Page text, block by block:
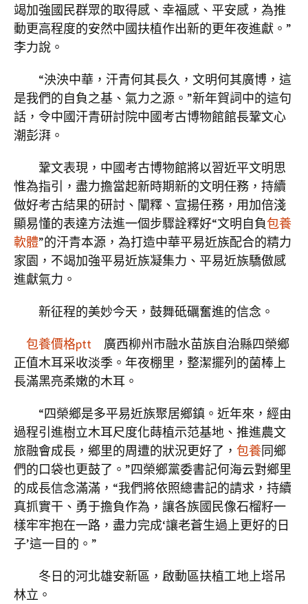
竭加強國民群眾的取得感、幸福感、平安感，為推
動更高程度的安然中國扶植作出新的更年夜進獻。”
李力說。
“泱泱中華，汗青何其長久，文明何其廣博，這
是我們的自負之基、氣力之源。”新年賀詞中的這句
話，令中國汗青研討院中國考古博物館館長鞏文心
潮彭湃。
鞏文表現，中國考古博物館將以習近平文明思
惟為指引，盡力擔當起新時期新的文明任務，持續
做好考古結果的研討、闡釋、宣揚任務，用加倍淺
顯易懂的表達方法進一個步驟詮釋好“文明自負包養
軟體”的汗青本源，為打造中華平易近族配合的精力
家園，不竭加強平易近族凝集力、平易近族驕傲感
進獻氣力。
新征程的美妙今天，鼓舞砥礪奮進的信念。
包養價格ptt 廣西柳州市融水苗族自治縣四榮鄉
正值木耳采收淡季。年夜棚里，整潔擺列的菌棒上
長滿黑亮柔嫩的木耳。
“四榮鄉是多平易近族聚居鄉鎮。近年來，經由
過程引進樹立木耳尺度化蒔植示范基地、推進農文
旅融會成長，鄉里的周遭的狀況更好了， 包養同鄉
們的口袋也更鼓了。”四榮鄉黨委書記何海云對鄉里
的成長信念滿滿，“我們將依照總書記的請求，持續
真抓實干、勇于擔負作為，讓各族國民像石榴籽一
樣牢牢抱在一路，盡力完成‘讓老蒼生過上更好的日
子’這一目的。”
冬日的河北雄安新區，啟動區扶植工地上塔吊
林立。